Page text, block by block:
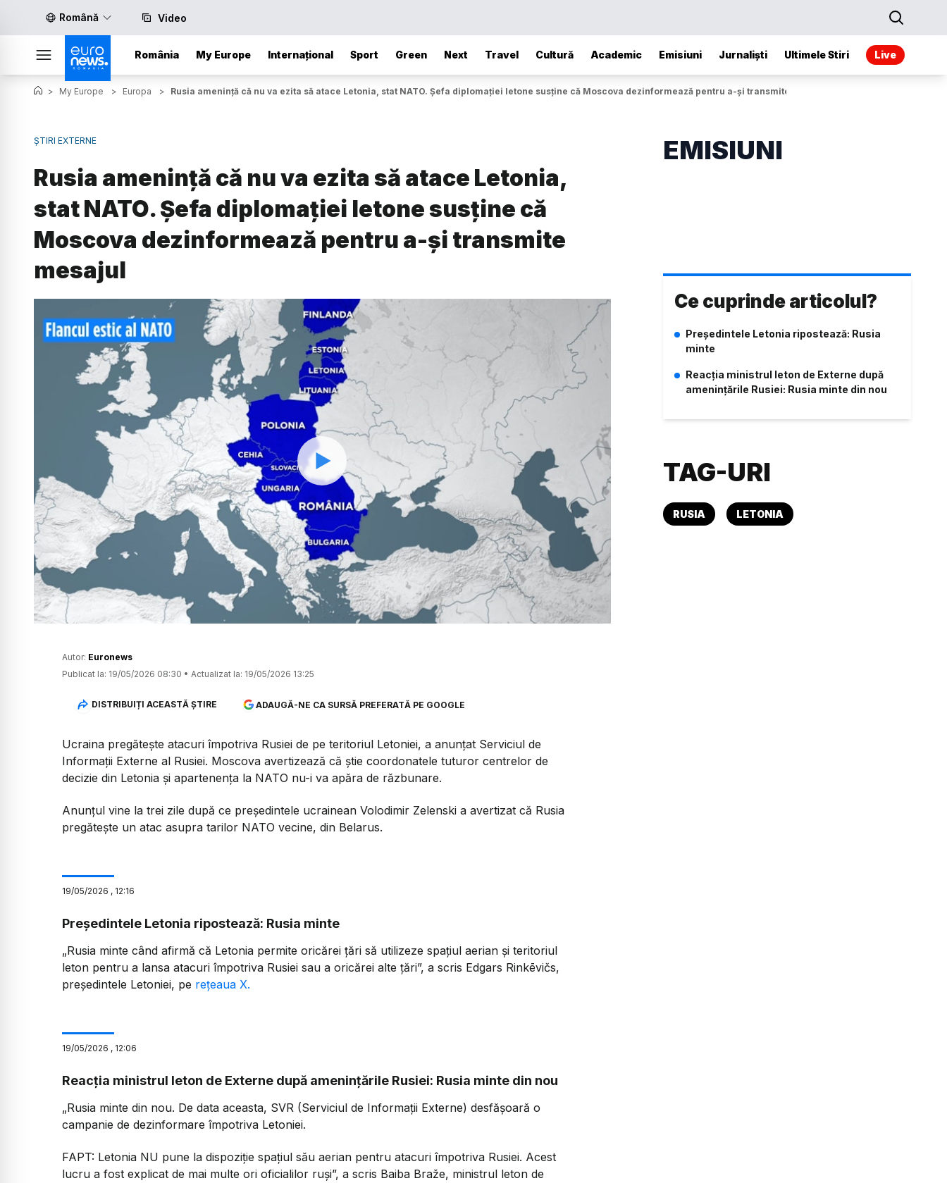
Română Video
România My Europe Internațional Sport Green Next Travel Cultură Academic Emisiuni Jurnaliști Ultimele Stiri Live
> My Europe > Europa > Rusia amenință că nu va ezita să atace Letonia, stat NATO. Șefa diplomației letone susține că Moscova dezinformează pentru a-și transmite mesajul
ȘTIRI EXTERNE
Rusia amenință că nu va ezita să atace Letonia,
stat NATO. Șefa diplomației letone susține că
Moscova dezinformează pentru a-și transmite
mesajul
Watch
Autor: Euronews
Publicat la: 19/05/2026 08:30 • Actualizat la: 19/05/2026 13:25
DISTRIBUIȚI ACEASTĂ ȘTIRE ADAUGĂ-NE CA SURSĂ PREFERATĂ PE GOOGLE
Ucraina pregătește atacuri împotriva Rusiei de pe teritoriul Letoniei, a anunțat Serviciul de
Informații Externe al Rusiei. Moscova avertizează că știe coordonatele tuturor centrelor de
decizie din Letonia și apartenența la NATO nu-i va apăra de răzbunare.
Anunțul vine la trei zile după ce președintele ucrainean Volodimir Zelenski a avertizat că Rusia
pregătește un atac asupra tarilor NATO vecine, din Belarus.
19/05/2026 , 12:16
Președintele Letonia ripostează: Rusia minte
„Rusia minte când afirmă că Letonia permite oricărei țări să utilizeze spațiul aerian și teritoriul
leton pentru a lansa atacuri împotriva Rusiei sau a oricărei alte țări”, a scris Edgars Rinkēvičs,
președintele Letoniei, pe rețeaua X.
19/05/2026 , 12:06
Reacția ministrul leton de Externe după amenințările Rusiei: Rusia minte din nou
„Rusia minte din nou. De data aceasta, SVR (Serviciul de Informații Externe) desfășoară o
campanie de dezinformare împotriva Letoniei.
FAPT: Letonia NU pune la dispoziție spațiul său aerian pentru atacuri împotriva Rusiei. Acest
lucru a fost explicat de mai multe ori oficialilor ruși”, a scris Baiba Braže, ministrul leton de
EMISIUNI
Ce cuprinde articolul?
Președintele Letonia ripostează: Rusia
minte
Reacția ministrul leton de Externe după
amenințările Rusiei: Rusia minte din nou
TAG-URI
RUSIA LETONIA